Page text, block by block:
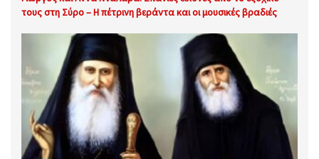
τους στη Σύρο – Η πέτρινη βεράντα και οι μουσικές βραδιές